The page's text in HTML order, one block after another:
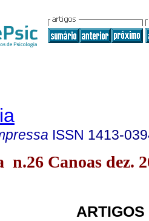
ISSN 1413-
n.26 Canoas dez.